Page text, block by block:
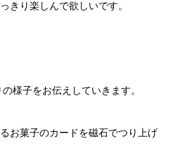
きり楽しんで欲しいです。
様子をお伝えしていきます。
お菓子のカードを磁石でつり上げ